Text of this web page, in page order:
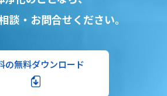
談・お問合せください。
の無料ダウンロード